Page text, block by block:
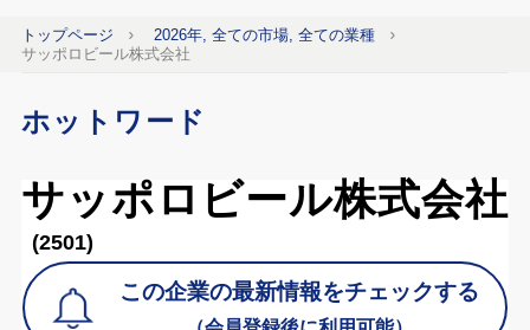
トップページ
2026年, 全ての市場, 全ての業種
サッポロビール株式会社
ホットワード
サッポロビール株式会社
(2501)
この企業の最新情報をチェックする